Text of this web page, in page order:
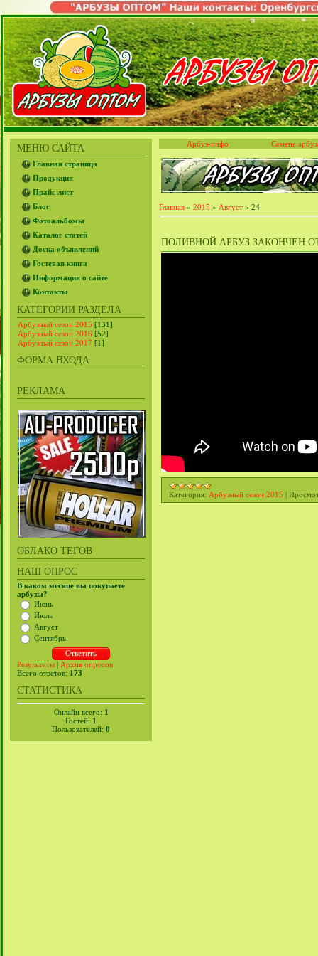
МЕНЮ САЙТА
Главная страница
Продукция
Прайс лист
Блог
Фотоальбомы
Каталог статей
Доска объявлений
Гостевая книга
Информация о сайте
Контакты
КАТЕГОРИИ РАЗДЕЛА
Арбузный сезон 2015 [131]
Арбузный сезон 2016 [52]
Арбузный сезон 2017 [1]
ФОРМА ВХОДА
РЕКЛАМА
ОБЛАКО ТЕГОВ
НАШ ОПРОС
В каком месяце вы покупаете
арбузы?
Июнь
Июль
Август
Сентябрь
Результаты | Архив опросов
Всего ответов: 173
СТАТИСТИКА
Онлайн всего: 1
Гостей: 1
Пользователей: 0
Арбуз-инфо Семена
Главная » 2015 » Август » 24
ПОЛИВНОЙ АРБУЗ ЗАКОНЧЕН
Категория: Арбузный сезон 2015 |